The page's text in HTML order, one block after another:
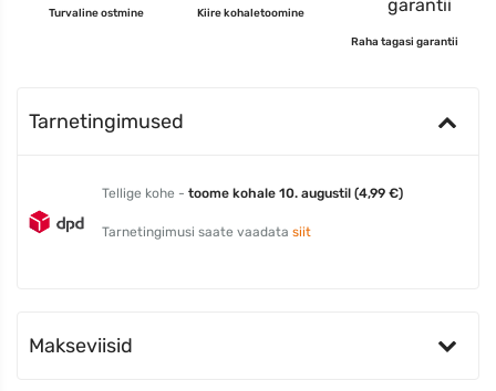
Turvaline ostmine Kiire kohaletoomine
Raha tagasi garantii
Tarnetingimused
Tellige kohe - toome kohale 10. augustil (4,99 €)
Tarnetingimusi saate vaadata siit
Makseviisid